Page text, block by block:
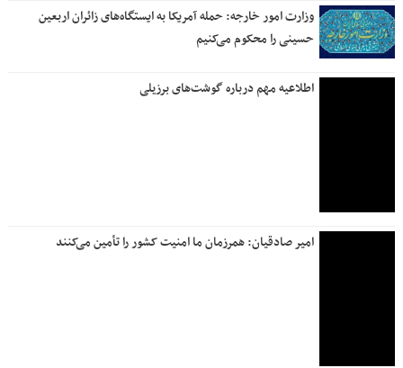
وزارت امور خارجه: حمله آمریکا به ایستگاه‌های زائران اربعین
حسینی را محکوم می‌کنیم
اطلاعیه مهم درباره گوشت‌های برزیلی
امیر صادقیان: همرزمان ما امنیت کشور را تأمین می‌کنند